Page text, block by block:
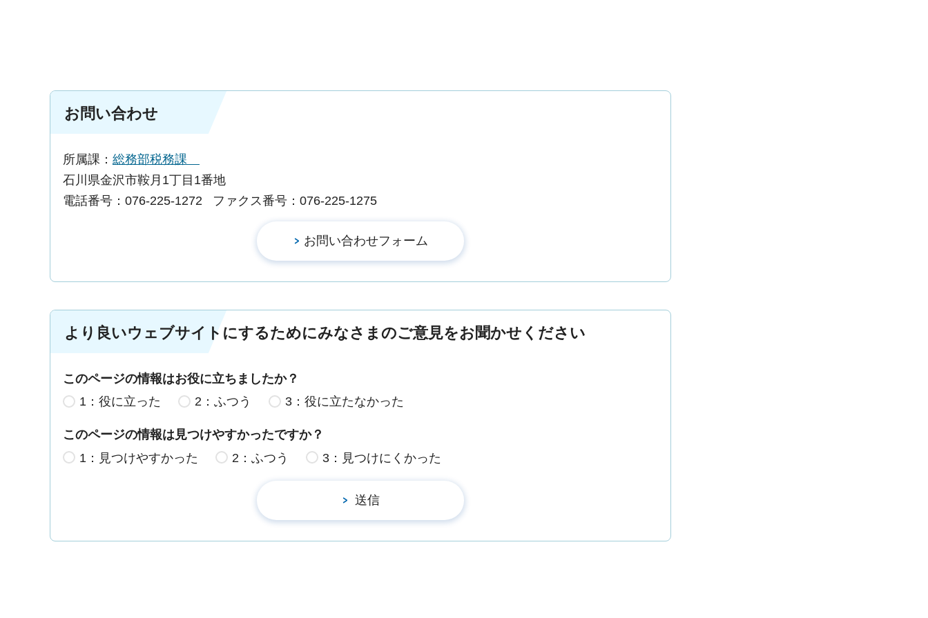
お問い合わせ
所属課： 総務部税務課
石川県金沢市鞍月1丁目1番地
電話番号：076-225-1272
ファクス番号：076-225-1275
より良いウェブサイトにするためにみなさまのご意見をお聞かせください
このページの情報はお役に立ちましたか？
1：役に立った
2：ふつう 3：役に立たなかった
このページの情報は見つけやすかったですか？
1：見つけやすかった
2：ふつう 3：見つけにくかった